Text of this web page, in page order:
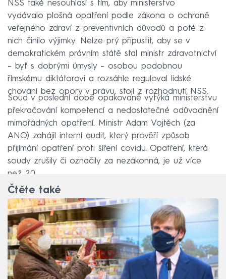
NSS také nesouhlasí s tím, aby ministerstvo
vydávalo plošná opatření podle zákona o ochraně
veřejného zdraví z preventivních důvodů a poté z
nich činilo výjimky. Nelze prý připustit, aby se v
demokratickém právním státě stal ministr zdravotnictví
–⁠ byť s dobrými úmysly –⁠ osobou podobnou
římskému diktátorovi a rozsáhle reguloval lidské
chování bez opory v právu, stojí z rozhodnutí NSS.
Soud v poslední době opakovaně vytýká ministerstvu
překračování kompetencí a nedostatečné odůvodnění
mimořádných opatření. Ministr Adam Vojtěch (za
ANO) zahájil interní audit, který prověří způsob
přijímání opatření proti šíření covidu. Opatření, která
soudy zrušily či označily za nezákonná, je už více
než 20.
Čtěte také